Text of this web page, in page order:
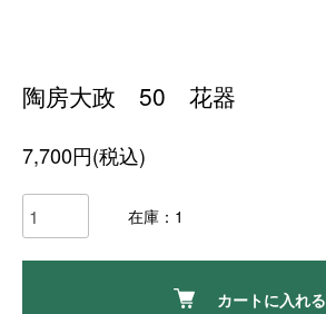
陶房大政 50 花器
7,700円(税込)
在庫：1
カートに入れる